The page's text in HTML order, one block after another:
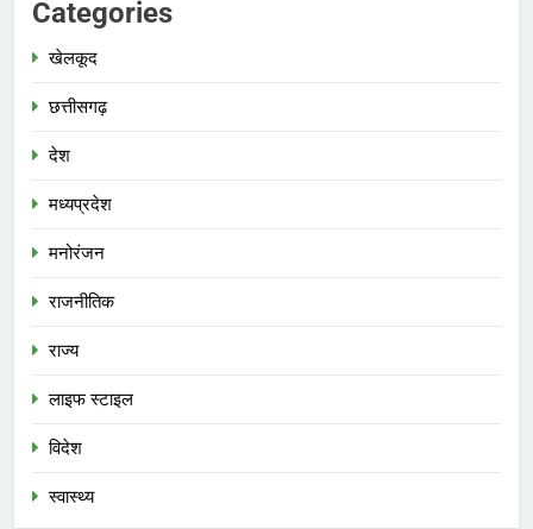
Categories
खेलकूद
छत्तीसगढ़
देश
मध्‍यप्रदेश
मनोरंजन
राजनीतिक
राज्य
लाइफ स्टाइल
विदेश
स्‍वास्‍थ्‍य